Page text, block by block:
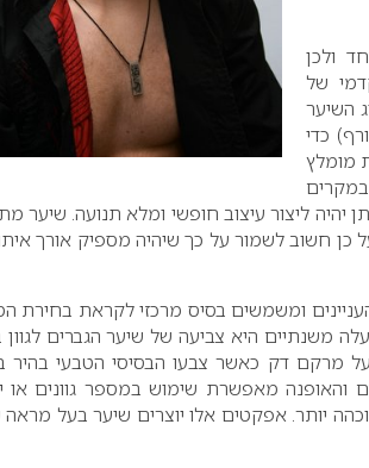
ולכן
של
השיער
כדי
מומלץ
יהיה ליצור עיצוב חופשי ומלא תנועה. שיער
כן חשוב לשמור על כך שיהיה מספיק אורך
ומשמשים בסיס מרכזי לקראת בחירת
משנתיים היא צביעה של שיער הגברים לגוון
מרקם דק כאשר צבעו הבסיסי הטבעי בהיר
והאופנה מאפשרת שימוש במספר גוונים או
יותר. אפקטים אלו יוצרים שיער בעל מראה